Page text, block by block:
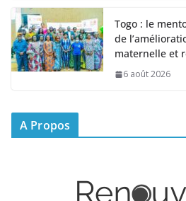
Togo : le
de
maternelle et
6 août 2026
A Propos